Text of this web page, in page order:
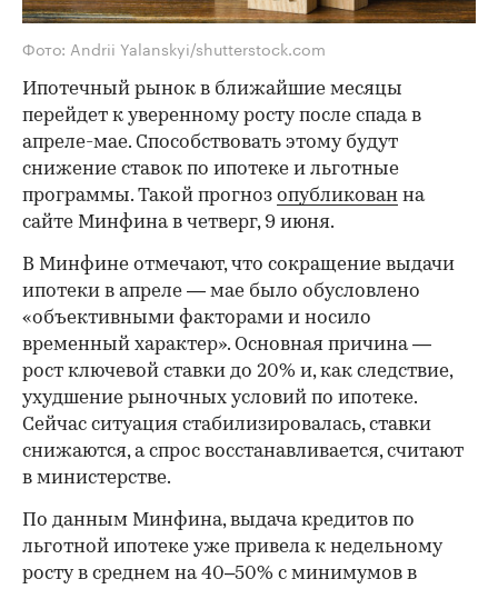
Фото: Andrii Yalanskyi/shutterstock.com
Ипотечный рынок в ближайшие месяцы
перейдет к уверенному росту после спада в
апреле-мае. Способствовать этому будут
снижение ставок по ипотеке и льготные
программы. Такой прогноз опубликован на
сайте Минфина в четверг, 9 июня.
В Минфине отмечают, что сокращение выдачи
ипотеки в апреле — мае было обусловлено
«объективными факторами и носило
временный характер». Основная причина —
рост ключевой ставки до 20% и, как следствие,
ухудшение рыночных условий по ипотеке.
Сейчас ситуация стабилизировалась, ставки
снижаются, а спрос восстанавливается, считают
в министерстве.
По данным Минфина, выдача кредитов по
льготной ипотеке уже привела к недельному
росту в среднем на 40–50% с минимумов в